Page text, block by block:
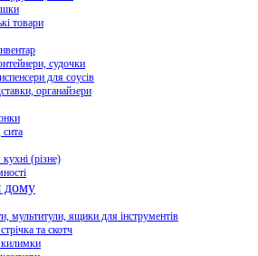
товари
судочки
для соусів
органайзери
(різне)
дому
мультитули, ящики для інструментів
та скотч